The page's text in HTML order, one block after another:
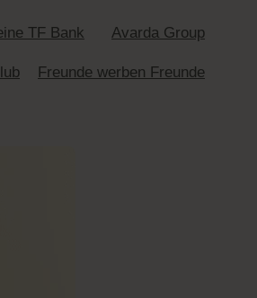
Freunde werben Freunde
TF Bank Avarda Group